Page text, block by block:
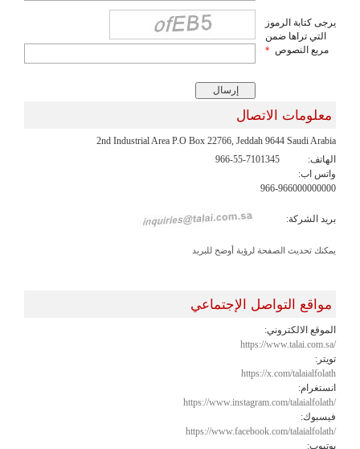
يرجى كتابة الرموز
التي تراها ضمن
مربع النصوص *
معلومات الاتصال
2nd Industrial Area P.O Box 22766, Jeddah 9644 Saudi Arabia
الهاتف:
966-55-7101345
واتس اب:
966-966000000000
بريد الشركة:
يمكنك تحديث الصفحة لرؤية أوضح للبريد
مواقع التواصل الإجتماعي
الموقع الالكتروني:
https://www.talai.com.sa/
تويتر:
https://x.com/talaialfolath
انستغرام:
https://www.instagram.com/talaialfolath/
فيسبوك:
https://www.facebook.com/talaialfolath/
يوتيوب: